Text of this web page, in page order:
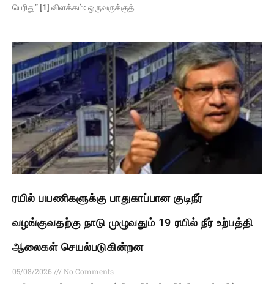
பெரிது” [1] விளக்கம்: ஒருவருக்குத்
ரயில் பயணிகளுக்கு பாதுகாப்பான குடிநீர்
வழங்குவதற்கு நாடு முழுவதும் 19 ரயில் நீர் உற்பத்தி
ஆலைகள் செயல்படுகின்றன
05/08/2026
No Comments